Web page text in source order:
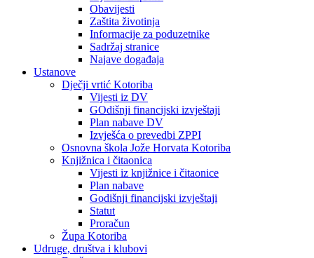
Obavijesti
Zaštita životinja
Informacije za poduzetnike
Sadržaj stranice
Najave događaja
Ustanove
Dječji vrtić Kotoriba
Vijesti iz DV
GOdišnji financijski izvještaji
Plan nabave DV
Izvješća o prevedbi ZPPI
Osnovna škola Jože Horvata Kotoriba
Knjižnica i čitaonica
Vijesti iz knjižnice i čitaonice
Plan nabave
Godišnji financijski izvještaji
Statut
Proračun
Župa Kotoriba
Udruge, društva i klubovi